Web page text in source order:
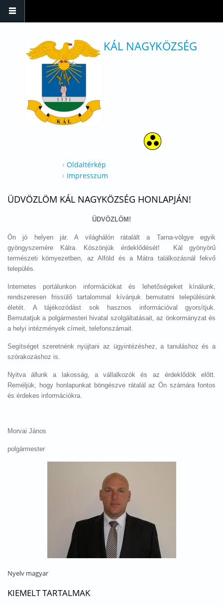
KÁL NAGYKÖZSÉG
Oldaltérkép
Impresszum
ÜDVÖZLÖM KÁL NAGYKÖZSÉG HONLAPJÁN!
ÜDVÖZLÖM!
Ön jó helyen jár. A világhálón rátalált a Tarna-völgye egyik
gyöngyszemére Kálra. Köszönjük érdeklődését! Kál gyönyörű
természeti környezetben, az Alföld és a Mátra találkozásnál fekvő
település.
Internetes portálunkon információkat és lehetőségeket kínálunk,
rendszeresen frissülő tartalommal kívánjuk bemutatni településünk
életét. A tájékozódást sok hasznos információval gyorsítjuk.
Bemutatjuk a polgármesteri hivatal szolgáltatásait, az önkormányzat és
a helyi intézmények címeit, telefonszámait.
Segítséget szeretnénk nyújtani az ügyintézéshez, a tanuláshoz és a
szórakozáshoz is.
Nyitva állunk a lakosság, a vállalkozók és az érdeklődök előtt.
Reméljük, hogy honlapunkat böngészve rátalál az Ön számára fontos
és érdekes információkra.
Morvai János
polgármester
Nyelv magyar
KIEMELT TARTALMAK